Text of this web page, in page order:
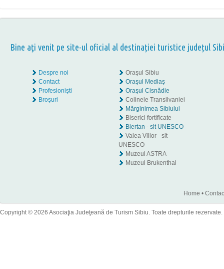
Bine aţi venit pe site-ul oficial al destinației turistice județul
Despre noi
Contact
Profesionişti
Broşuri
Oraşul Sibiu
Oraşul Mediaş
Oraşul Cisnădie
Colinele Transilvaniei
Mărginimea Sibiului
Biserici fortificate
Biertan - sit UNESCO
Valea Viilor - sit
UNESCO
Muzeul ASTRA
Muzeul Brukenthal
Home •
Copyright © 2026 Asociaţia Judeţeană de Turism Sibiu. Toate drepturile rezervate.